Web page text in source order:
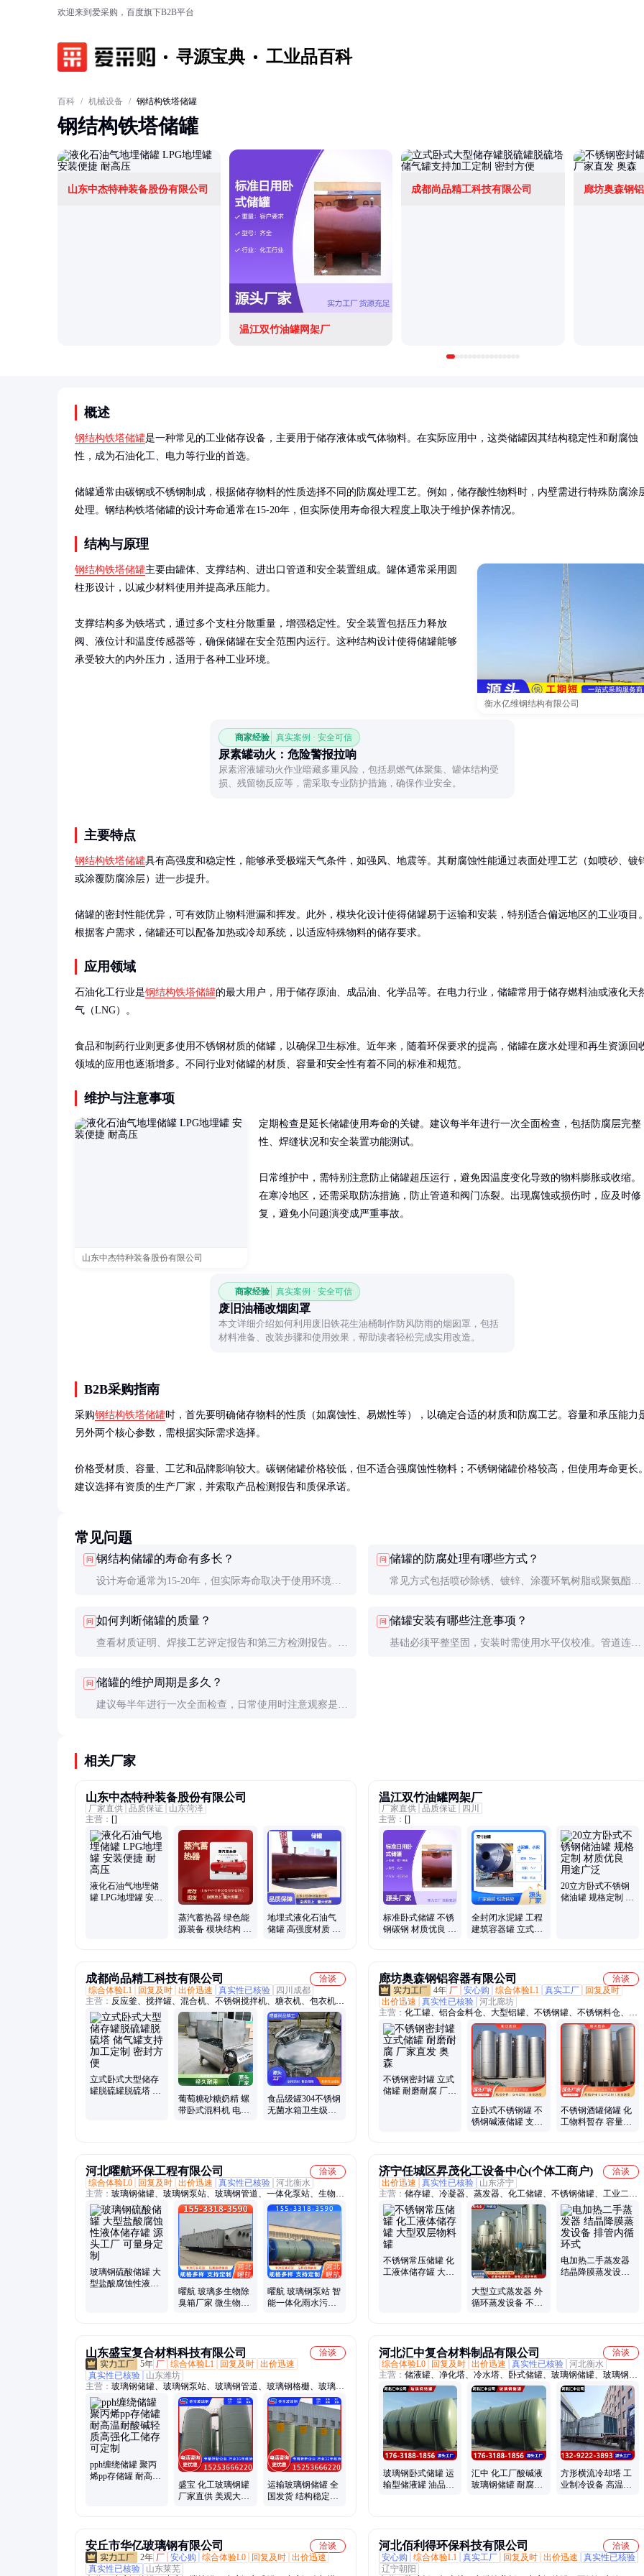
欢迎来到爱采购，百度旗下B2B平台
寻源宝典 工业品百科
百科 / 机械设备 / 钢结构铁塔储罐
钢结构铁塔储罐
山东中杰特种装备股份有限公司
温江双竹油罐网架厂
成都尚品精工科技有限公司 廊坊奥森钢
概述
钢结构铁塔储罐是一种常见的工业储存设备，主要用于储存液体或气体物料。在实际应用中，这类储罐因其结构稳定性和耐腐蚀
性，成为石油化工、电力等行业的首选。
储罐通常由碳钢或不锈钢制成，根据储存物料的性质选择不同的防腐处理工艺。例如，储存酸性物料时，内壁需进行特殊防腐涂
处理。钢结构铁塔储罐的设计寿命通常在15-20年，但实际使用寿命很大程度上取决于维护保养情况。
结构与原理
衡水亿维钢结构有限公司
钢结构铁塔储罐主要由罐体、支撑结构、进出口管道和安全装置组成。罐体通常采用圆
柱形设计，以减少材料使用并提高承压能力。
支撑结构多为铁塔式，通过多个支柱分散重量，增强稳定性。安全装置包括压力释放
阀、液位计和温度传感器等，确保储罐在安全范围内运行。这种结构设计使得储罐能够
承受较大的内外压力，适用于各种工业环境。
商家经验 真实案例 · 安全可信
尿素罐动火：危险警报拉响
尿素溶液罐动火作业暗藏多重风险，包括易燃气体聚集、罐体结构受
损、残留物反应等，需采取专业防护措施，确保作业安全。
主要特点
钢结构铁塔储罐具有高强度和稳定性，能够承受极端天气条件，如强风、地震等。其耐腐蚀性能通过表面处理工艺（如喷砂、镀
或涂覆防腐涂层）进一步提升。
储罐的密封性能优异，可有效防止物料泄漏和挥发。此外，模块化设计使得储罐易于运输和安装，特别适合偏远地区的工业项目
根据客户需求，储罐还可以配备加热或冷却系统，以适应特殊物料的储存要求。
应用领域
石油化工行业是钢结构铁塔储罐的最大用户，用于储存原油、成品油、化学品等。在电力行业，储罐常用于储存燃料油或液化天
气（LNG）。
食品和制药行业则更多使用不锈钢材质的储罐，以确保卫生标准。近年来，随着环保要求的提高，储罐在废水处理和再生资源回
领域的应用也逐渐增多。不同行业对储罐的材质、容量和安全性有着不同的标准和规范。
维护与注意事项
山东中杰特种装备股份有限公司
定期检查是延长储罐使用寿命的关键。建议每半年进行一次全面检查，包括防腐层完整
性、焊缝状况和安全装置功能测试。
日常维护中，需特别注意防止储罐超压运行，避免因温度变化导致的物料膨胀或收缩。
在寒冷地区，还需采取防冻措施，防止管道和阀门冻裂。出现腐蚀或损伤时，应及时修
复，避免小问题演变成严重事故。
商家经验 真实案例 · 安全可信
废旧油桶改烟囱罩
本文详细介绍如何利用废旧铁花生油桶制作防风防雨的烟囱罩，包括
材料准备、改装步骤和使用效果，帮助读者轻松完成实用改造。
B2B采购指南
采购钢结构铁塔储罐时，首先要明确储存物料的性质（如腐蚀性、易燃性等），以确定合适的材质和防腐工艺。容量和承压能力
另外两个核心参数，需根据实际需求选择。
价格受材质、容量、工艺和品牌影响较大。碳钢储罐价格较低，但不适合强腐蚀性物料；不锈钢储罐价格较高，但使用寿命更长
建议选择有资质的生产厂家，并索取产品检测报告和质保承诺。
常见问题
问 钢结构储罐的寿命有多长？
设计寿命通常为15-20年，但实际寿命取决于使用环境和
问 储罐的防腐处理有哪些方式？
常见方式包括喷砂除锈、镀锌、涂覆环氧树脂或聚氨酯涂
问 如何判断储罐的质量？
查看材质证明、焊接工艺评定报告和第三方检测报告。现
问 储罐安装有哪些注意事项？
基础必须平整坚固，安装时需使用水平仪校准。管道连接
问 储罐的维护周期是多久？
建议每半年进行一次全面检查，日常使用时注意观察是否
相关厂家
山东中杰特种装备股份有限公司
厂家直供 品质保证
山东菏泽
主营： []
液化石油气地埋储
罐 LPG地埋罐 安装
蒸汽蓄热器 绿色能
源装备 模块结构 支
地埋式液化石油气
储罐 高强度材质 防
温江双竹油罐网架厂
厂家直供 品质保证
四川
主营： []
标准卧式储罐 不锈
钢碳钢 材质优良 支
全封闭水泥罐 工程
建筑容器罐 立式水
20立方卧式不锈钢
储油罐 规格定制 材
成都尚品精工科技有限公司
洽谈
综合体验L1
回复及时 出价迅速 真实性已核验
四川成都
主营： 反应釜、搅拌罐、混合机、不锈钢搅拌机、糖衣机、包衣机、
混料设备、储存罐、提取浓缩设备、发酵罐、v型混料机、双锥混料
机、卧式混料机、乳化分散罐
立式卧式大型储存
罐脱硫罐脱硫塔 储
葡萄糖砂糖奶精 螺
带卧式混料机 电加
食品级罐304不锈钢
无菌水箱卫生级规
廊坊奥森钢铝容器有限公司
洽谈
4年 厂 安心购 综合体验L1 真实工厂
回复及时
出价迅速
真实性已核验 河北廊坊
主营： 化工罐、铝合金料仓、大型铝罐、不锈钢罐、不锈钢料仓、不
锈钢储罐、不锈钢发酵罐、大型不锈钢罐、不锈钢酒罐、大型储罐、
不锈钢搅拌罐、大型不锈钢储罐、食品级不锈钢罐、卧式不锈钢罐、
不锈钢白酒罐、立式不锈钢罐、不锈钢奶罐、地埋不锈钢罐、大型工
业不锈钢罐、调味品不锈钢罐、低温不锈钢储罐、铝硝酸罐、发酵
罐、双层发酵罐、铝罐
不锈钢密封罐 立式
储罐 耐磨耐腐 厂家
立卧式不锈钢罐 不
锈钢碱液储罐 支持
不锈钢酒罐储罐 化
工物料暂存 容量大
河北曜航环保工程有限公司
洽谈
综合体验L0
回复及时 出价迅速 真实性已核验 河北衡水
主营： 玻璃钢储罐、玻璃钢泵站、玻璃钢管道、一体化泵站、生物除
臭箱
玻璃钢硫酸储罐 大
型盐酸腐蚀性液体
曜航 玻璃多生物除
臭箱厂家 微生物滴
曜航 玻璃钢泵站 智
能一体化雨水污水
济宁任城区昇茂化工设备中心(个体工商户)
洽谈
出价迅速
真实性已核验
山东济宁
主营： 储存罐、冷凝器、蒸发器、化工储罐、不锈钢储罐、工业二手
储罐、换热器、反应罐、烘干机、反应釜、烘干设备、农田耕地犁、
卧螺离心机、二手离心机、碟片离心机、谷子播种机、耕地翻转犁、
高压搅拌釜、三相离心机、沉降离心机、碟片分离机、滚筒干燥机、
履带拖拉机、卸料离心机、化工冷凝设备
不锈钢常压储罐 化
工液体储存罐 大型
大型立式蒸发器 外
循环蒸发设备 不锈
电加热二手蒸发器
结晶降膜蒸发设备
山东盛宝复合材料科技有限公司
洽谈
5年 厂 综合体验L1 回复及时 出价迅速
真实性已核验
山东潍坊
主营： 玻璃钢储罐、玻璃钢泵站、玻璃钢管道、玻璃钢格栅、玻璃钢
集气罩、玻璃钢冷却塔、阳极管、塔器
pph缠绕储罐 聚丙
烯pp存储罐 耐高温
盛宝 化工玻璃钢罐
厂家直供 美观大方
运输玻璃钢储罐 全
国发货 结构稳定可
河北汇中复合材料制品有限公司
洽谈
综合体验L0
回复及时 出价迅速 真实性已核验 河北衡水
主营： 储液罐、净化塔、冷水塔、卧式储罐、玻璃钢储罐、玻璃钢缠
绕储罐、储存罐、冷却塔、防冻保护塔、水淋洗涤塔、高效喷淋塔、
制作喷淋塔、椭圆运输罐、工业废气处理、卫生级储水罐、废气处理
设备、循环水降温设备、食品储存封头罐、脱硫除尘水淋塔、水淋除
臭洗涤塔、除臭除味喷淋塔
玻璃钢卧式储罐 运
输型储液罐 油品化
汇中 化工厂酸碱液
玻璃钢储罐 耐腐蚀
方形横流冷却塔 工
业制冷设备 高温散
安丘市华亿玻璃钢有限公司
洽谈
2年 厂 安心购 综合体验L0 回复及时 出价迅速
真实性已核验
山东莱芜
河北佰利得环保科技有限公司
洽谈
安心购
综合体验L1 真实工厂 回复及时 出价迅速
真实性已核验
辽宁朝阳